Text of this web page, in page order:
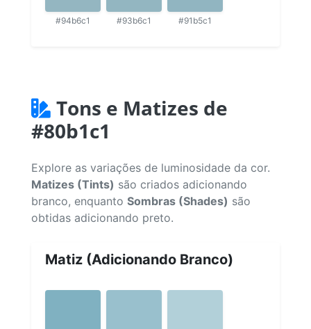
#94b6c1 #93b6c1 #91b5c1
Tons e Matizes de
#80b1c1
Explore as variações de luminosidade da cor.
Matizes (Tints) são criados adicionando
branco, enquanto Sombras (Shades) são
obtidas adicionando preto.
Matiz (Adicionando Branco)